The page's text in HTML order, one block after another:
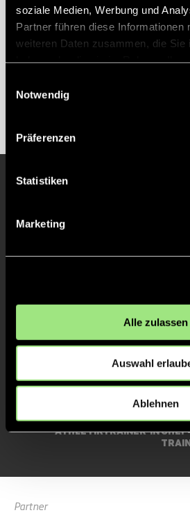
soziale Medien, Werbung und
Partner führen diese Informationen
weiteren Daten zusammen, die Sie
Notwendig
Präferenzen
Statistiken
Marketing
Alle zulassen
Auswahl
Ablehnen
2017
4. Platz World League
(IND)
2018
2. Platz 5. Hallen-
1. Platz 15.
Arkell
Athletiktrainer*in
André
Partner